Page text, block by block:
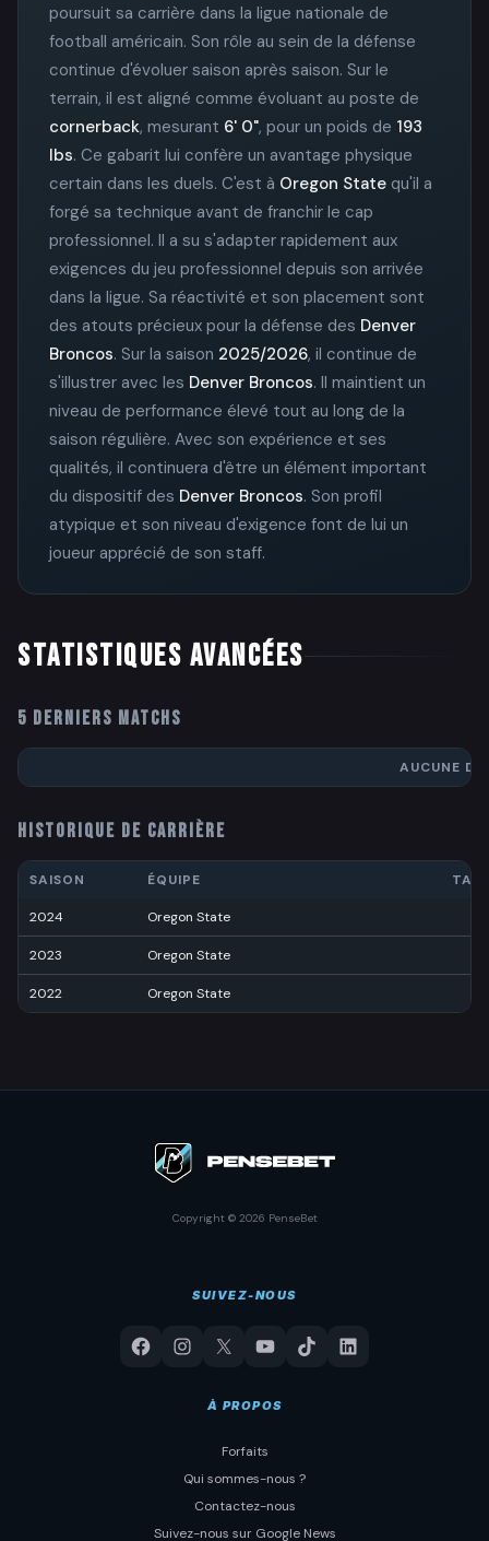
poursuit sa carrière dans la ligue nationale de
football américain. Son rôle au sein de la défense
continue d'évoluer saison après saison. Sur le
terrain, il est aligné comme évoluant au poste de
cornerback, mesurant 6' 0", pour un poids de 193
lbs. Ce gabarit lui confère un avantage physique
certain dans les duels. C'est à Oregon State qu'il a
forgé sa technique avant de franchir le cap
professionnel. Il a su s'adapter rapidement aux
exigences du jeu professionnel depuis son arrivée
dans la ligue. Sa réactivité et son placement sont
des atouts précieux pour la défense des Denver
Broncos. Sur la saison 2025/2026, il continue de
s'illustrer avec les Denver Broncos. Il maintient un
niveau de performance élevé tout au long de la
saison régulière. Avec son expérience et ses
qualités, il continuera d'être un élément important
du dispositif des Denver Broncos. Son profil
atypique et son niveau d'exigence font de lui un
joueur apprécié de son staff.
STATISTIQUES AVANCÉES
5 DERNIERS MATCHS
AUCUNE
HISTORIQUE DE CARRIÈRE
SAISON ÉQUIPE
2024 Oregon State
2023 Oregon State
2022 Oregon State
Copyright © 2026 PenseBet
SUIVEZ-NOUS
À PROPOS
Forfaits
Qui sommes-nous ?
Contactez-nous
Suivez-nous sur Google News